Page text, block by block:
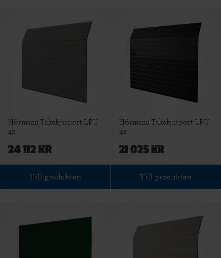
Hörmann Takskjutport LPU
42
24 112 KR
Till produkten
Hörmann Takskjutport LPU
42
21 025 KR
Till produkten